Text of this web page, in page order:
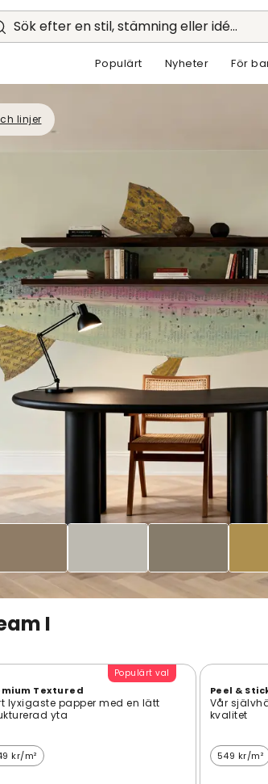
Sök efter en stil, stämning eller idé...
Populärt Nyheter För
linjer
I
Populärt val
Textured
lyxigaste papper med en lätt
yta
kr/m²
Peel &
Vår
kvalitet
549 kr/m²